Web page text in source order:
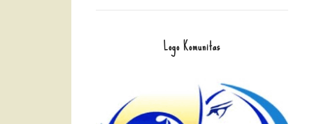
Logo Komunitas